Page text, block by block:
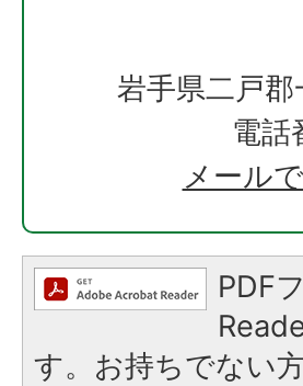
岩手県二戸
電
メール
PDF
す。お持ちでない